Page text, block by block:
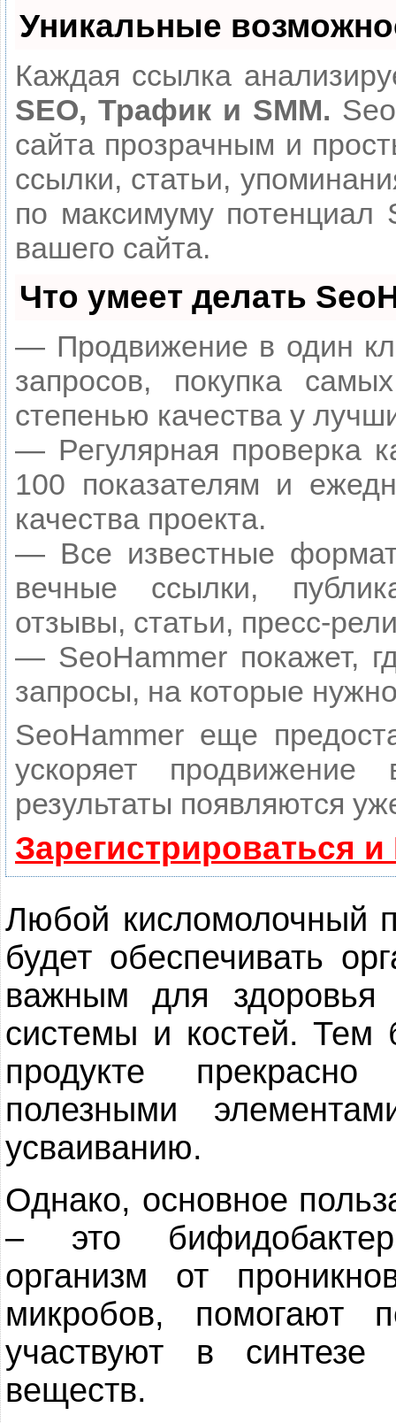
Уникальные
Каждая ссылка
SEO, Трафик и SMM.
сайта прозрачным и
ссылки, статьи,
по максимуму потенциал
вашего сайта.
Что умеет делать
— Продвижение в один
запросов, покупка
степенью качества у
— Регулярная проверка
100 показателям и
качества проекта.
— Все известные
вечные ссылки,
отзывы, статьи, пресс-
— SeoHammer покажет,
запросы, на которые
SeoHammer еще
ускоряет
результаты появляются
Зарегистрироваться
Любой кисломолочный
будет обеспечивать
важным для здоровья
системы и костей. Тем
продукте
полезными
усваиванию.
Однако, основное
– это
организм от
микробов, помогают
участвуют в
веществ.